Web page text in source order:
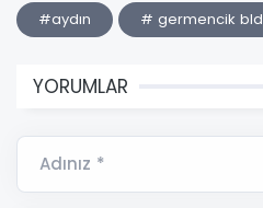
#aydın # germencik bld
YORUMLAR
Adınız *